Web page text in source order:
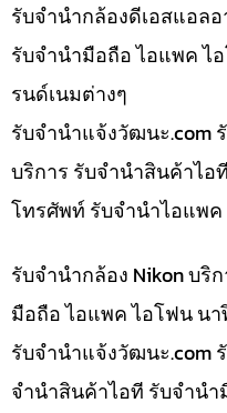
รับจำนำกล้องดีเอสแอล
รับจำนำมือถือ ไอแพค ไ
รนด์เนมต่างๆ
รับจํานําแจ้งวัฒนะ.com
บริการ รับจำนำสินค้าไอ
โทรศัพท์ รับจำนำไอแพค
รับจำนำกล้อง Nikon บริ
มือถือ ไอแพค ไอโฟน น
รับจํานําแจ้งวัฒนะ.com
จำนำสินค้าไอที รับจำน